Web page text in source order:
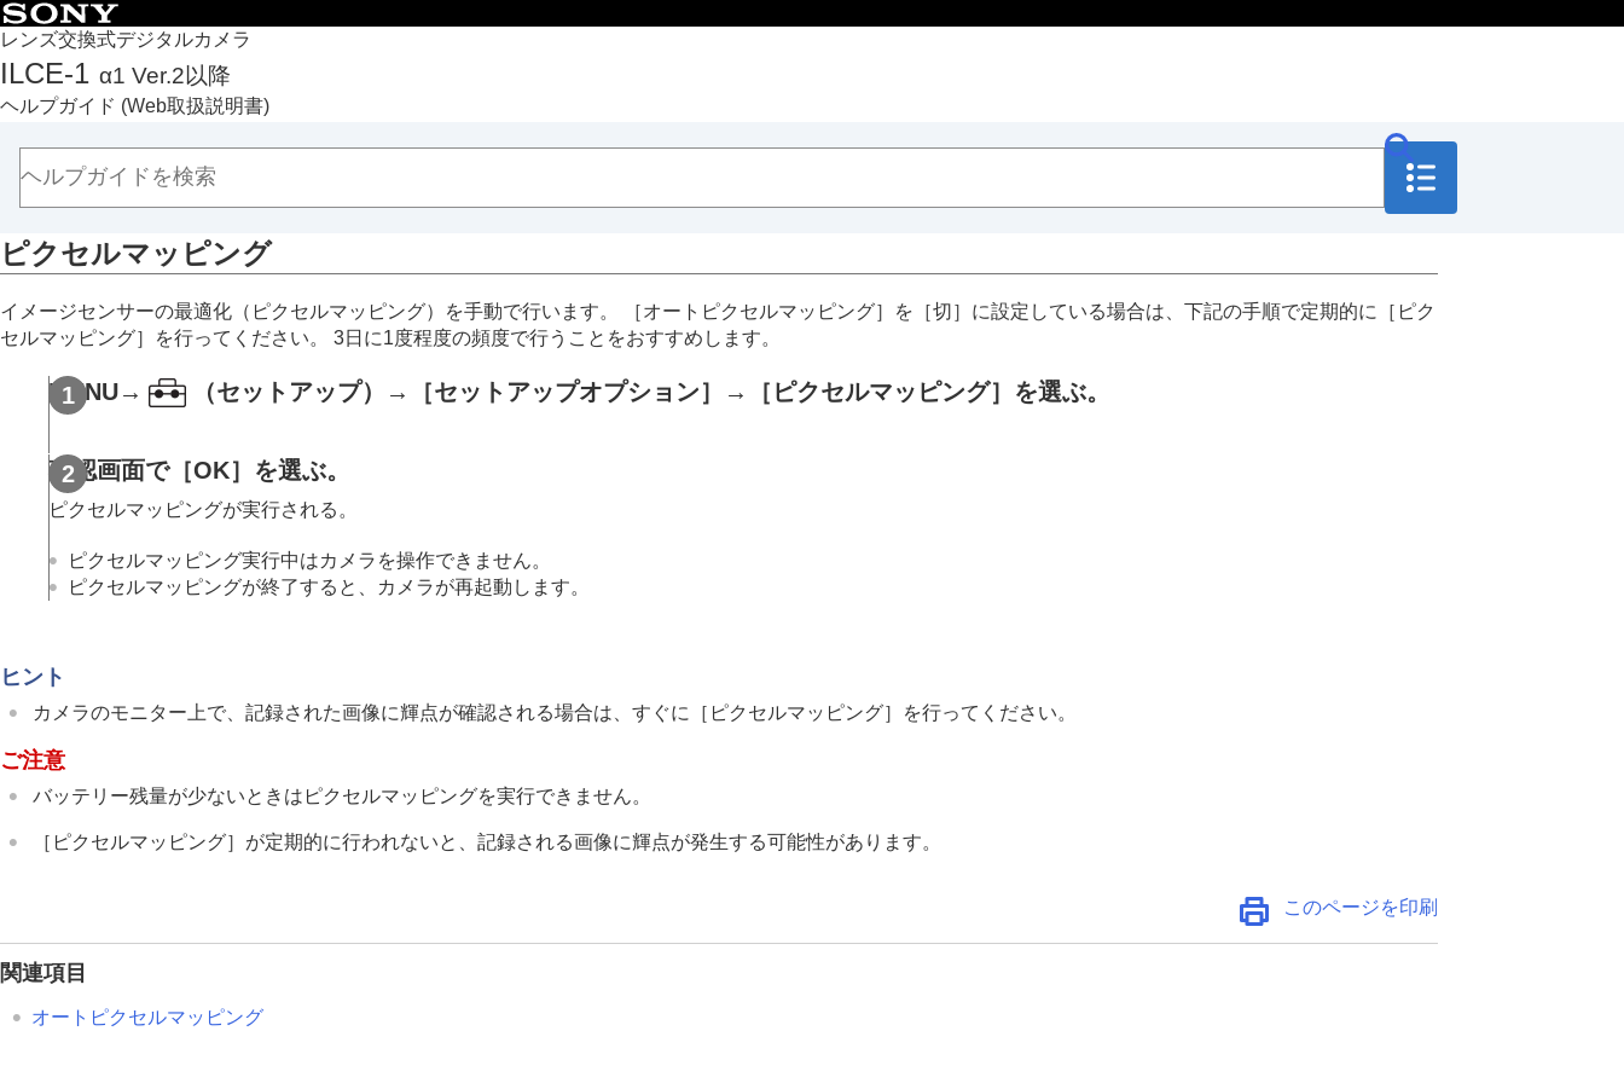
レンズ交換式デジタルカメラ
ILCE-1 α1 Ver.2以降
ヘルプガイド (Web取扱説明書)
トップページ
ヘルプガイドの使いかた
必ずお読みください
本体と付属品を確認する
本機の基本操作
MENU一覧から機能を探す
撮影機能を活用する
カメラをカスタマイズする
再生する
カメラの設定を変更する
メモリーカードの設定
ファイルの設定
ネットワークの設定
ファインダー/モニターの設定
一般設定
ビデオライトモード
赤外線リモコン
ピクセルマッピング
シリアル番号表示
ピクセルマッピング
イメージセンサーの最適化（ピクセルマッピング）を手動で行います。 ［オートピクセルマッピング］ を ［切］ に設定している場合は、下記の手順で定期的に
［ピク
セルマッピング］
を行ってください。 3日に1度程度の頻度で行うことをおすすめします。
MENU→ （セットアップ）→ ［セットアップオプション］ → ［ピクセルマッピング］ を選ぶ。
確認画面で［OK］ を選ぶ。
ピクセルマッピングが実行される。
ピクセルマッピング実行中はカメラを操作できません。
ピクセルマッピングが終了すると、カメラが再起動します。
ヒント
カメラのモニター上で、記録された画像に輝点が確認される場合は、すぐに ［ピクセルマッピング］ を行ってください。
ご注意
バッテリー残量が少ないときはピクセルマッピングを実行できません。
［ピクセルマッピング］ が定期的に行われないと、記録される画像に輝点が発生する可能性があります。
このページを印刷
関連項目
オートピクセルマッピング